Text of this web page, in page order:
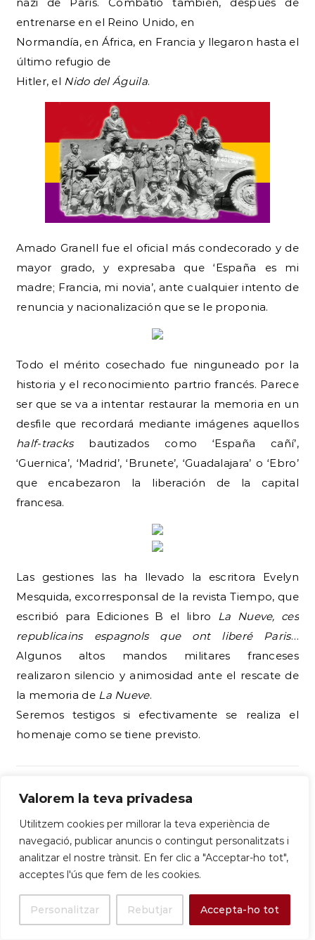
Valorem la teva privadesa
Utilitzem cookies per millorar la teva experiència de
navegació, publicar anuncis o contingut personalitzats i
analitzar el nostre trànsit. En fer clic a "Acceptar-ho tot",
acceptes l'ús que fem de les cookies.
Personalitzar Rebutjar Accepta-ho tot
entrenarse en el Reino Unido, en
Normandía, en África, en Francia y llegaron hasta el
último refugio de
Hitler, el Nido del Águila.
Amado Granell fue el oficial más condecorado y de
mayor grado, y expresaba que ‘España es mi
madre; Francia, mi novia’, ante cualquier intento de
renuncia y nacionalización que se le proponia.
Todo el mérito cosechado fue ninguneado por la
historia y el reconocimiento partrio francés. Parece
ser que se va a intentar restaurar la memoria en un
desfile que recordará mediante imágenes aquellos
half-tracksbautizados como ‘España cañí’,
‘Guernica’, ‘Madrid’, ‘Brunete’, ‘Guadalajara’ o ‘Ebro’
que encabezaron la liberación de la capital
francesa.
Las gestiones las ha llevado la escritora Evelyn
Mesquida, excorresponsal de la revista Tiempo, que
escribió para Ediciones B el libro La Nueve, ces
republicains espagnols que ont liberé Paris…
Algunos altos mandos militares franceses
realizaron silencio y animosidad ante el rescate de
la memoria de La Nueve.
Seremos testigos si efectivamente se realiza el
homenaje como se tiene previsto.